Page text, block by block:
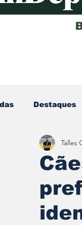
Destaques
Redescobrindo
Talles